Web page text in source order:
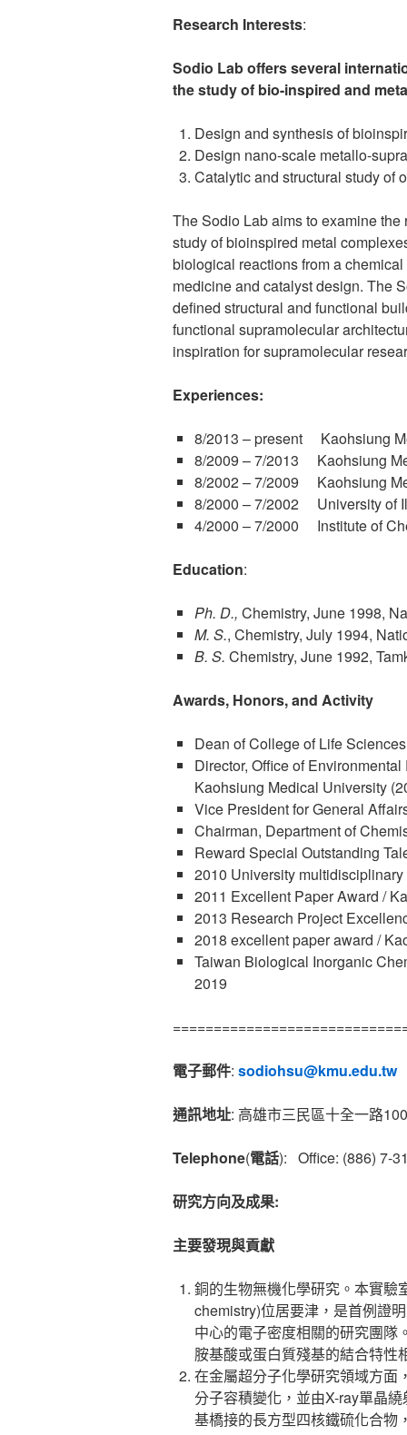
Research Interests:
Sodio Lab offers several
the study of bio-inspired and
Design and synthesis of
Design nano-scale metallo-
Catalytic and structural study of
The Sodio Lab aims to examine
study of bioinspired metal
biological reactions from a
medicine and catalyst design. The
defined structural and functional
functional supramolecular
inspiration for supramolecular
Experiences:
8/2013 – present Kaohsiung
8/2009 – 7/2013 Kaohsiung
8/2002 – 7/2009 Kaohsiung
8/2000 – 7/2002 University of
4/2000 – 7/2000 Institute of
Education:
Ph. D., Chemistry, June 1998,
M. S., Chemistry, July 1994,
B. S. Chemistry, June 1992,
Awards, Honors, and Activity
Dean of College of Life
Director, Office of
Kaohsiung Medical University
Vice President for General
Chairman, Department of
Reward Special Outstanding
2010 University
2011 Excellent Paper Award /
2013 Research Project
2018 excellent paper award /
Taiwan Biological Inorganic
2019
電子郵件: sodiohsu@kmu.edu.tw
通訊地址: 高雄市三民區十全一路
Telephone(電話): Office: (886) 7-
研究方向及成果:
主要發現與貢獻
銅的生物無機化學研究。本實驗
chemistry)位居要津，是首例證
中心的電子密度相關的研究團隊
胺基酸或蛋白質殘基的結合特性
在金屬超分子化學研究領域方面
分子容積變化，並由X-ray單晶
基橋接的長方型四核鐵硫化合物